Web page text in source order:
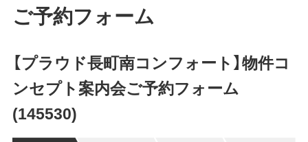
ご予約フォーム
【プラウド長町南コンフォート】物件コ
ンセプト案内会ご予約フォーム
(145530)